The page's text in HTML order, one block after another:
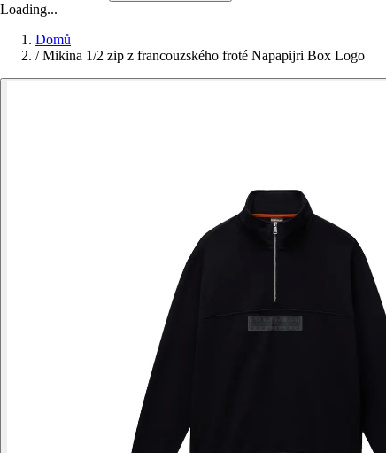
Loading...
Domů
/ Mikina 1/2 zip z francouzského froté Napapijri Box Logo